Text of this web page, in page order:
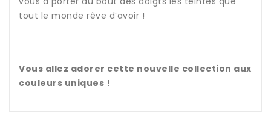
tout le monde rêve d’avoir !
Vous allez adorer cette nouvelle collection aux
couleurs uniques !